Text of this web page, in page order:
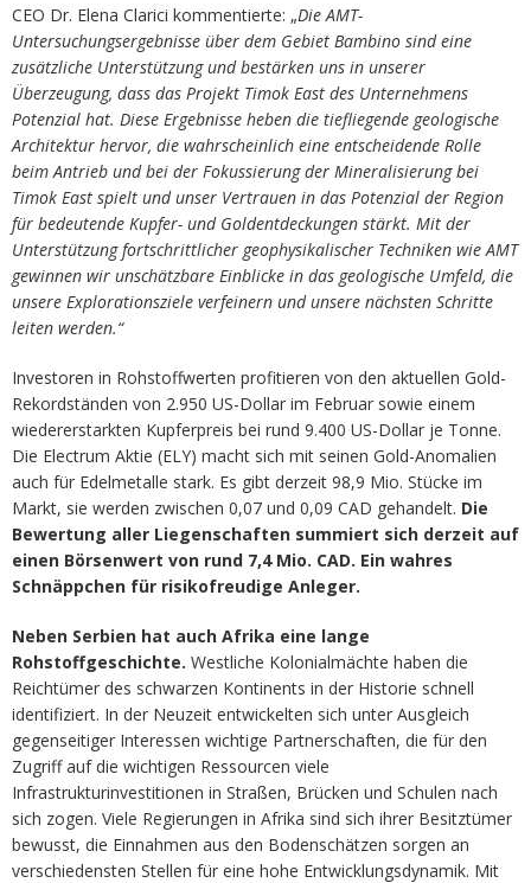
CEO Dr. Elena Clarici kommentierte: „Die AMT-
Untersuchungsergebnisse über dem Gebiet Bambino sind eine
zusätzliche Unterstützung und bestärken uns in unserer
Überzeugung, dass das Projekt Timok East des Unternehmens
Potenzial hat. Diese Ergebnisse heben die tiefliegende geologische
Architektur hervor, die wahrscheinlich eine entscheidende Rolle
beim Antrieb und bei der Fokussierung der Mineralisierung bei
Timok East spielt und unser Vertrauen in das Potenzial der Region
für bedeutende Kupfer- und Goldentdeckungen stärkt. Mit der
Unterstützung fortschrittlicher geophysikalischer Techniken wie AMT
gewinnen wir unschätzbare Einblicke in das geologische Umfeld, die
unsere Explorationsziele verfeinern und unsere nächsten Schritte
leiten werden.“
Investoren in Rohstoffwerten profitieren von den aktuellen Gold-
Rekordständen von 2.950 US-Dollar im Februar sowie einem
wiedererstarkten Kupferpreis bei rund 9.400 US-Dollar je Tonne.
Die Electrum Aktie (ELY) macht sich mit seinen Gold-Anomalien
auch für Edelmetalle stark. Es gibt derzeit 98,9 Mio. Stücke im
Markt, sie werden zwischen 0,07 und 0,09 CAD gehandelt. Die
Bewertung aller Liegenschaften summiert sich derzeit auf
einen Börsenwert von rund 7,4 Mio. CAD. Ein wahres
Schnäppchen für risikofreudige Anleger.
Neben Serbien hat auch Afrika eine lange
Rohstoffgeschichte. Westliche Kolonialmächte haben die
Reichtümer des schwarzen Kontinents in der Historie schnell
identifiziert. In der Neuzeit entwickelten sich unter Ausgleich
gegenseitiger Interessen wichtige Partnerschaften, die für den
Zugriff auf die wichtigen Ressourcen viele
Infrastrukturinvestitionen in Straßen, Brücken und Schulen nach
sich zogen. Viele Regierungen in Afrika sind sich ihrer Besitztümer
bewusst, die Einnahmen aus den Bodenschätzen sorgen an
verschiedensten Stellen für eine hohe Entwicklungsdynamik. Mit